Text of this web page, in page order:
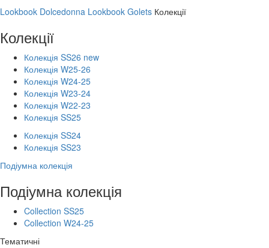
Lookbook Dolcedonna Lookbook Golets Колекції
Колекції
Колекція SS26 new
Колекція W25-26
Колекція W24-25
Колекція W23-24
Колекція W22-23
Колекція SS25
Колекція SS24
Колекція SS23
Подіумна колекція
Подіумна колекція
Collection SS25
Collection W24-25
Тематичні